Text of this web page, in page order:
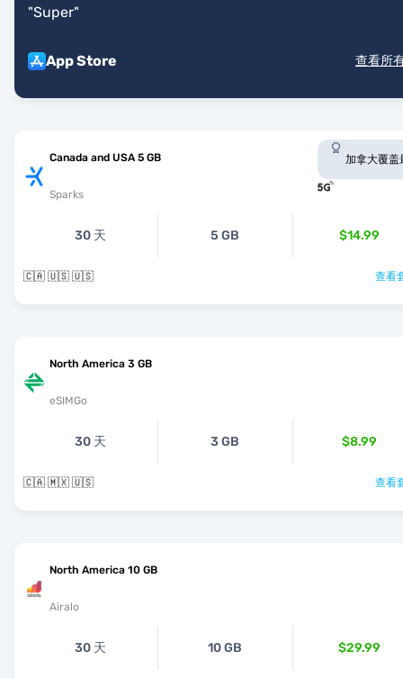
"Super"
App Store 查看所
Canada and USA 5 GB
Sparks
加拿大覆盖
30 天 5 GB $14.99
🇨🇦 🇺🇸 🇺🇸 查看
North America 3 GB
eSIMGo
30 天 3 GB $8.99
🇨🇦 🇲🇽 🇺🇸 查看
North America 10 GB
Airalo
30 天 10 GB $29.99